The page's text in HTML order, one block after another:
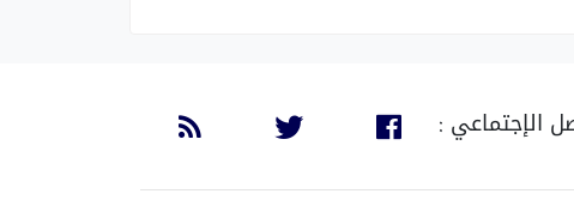
الإجتماعي :